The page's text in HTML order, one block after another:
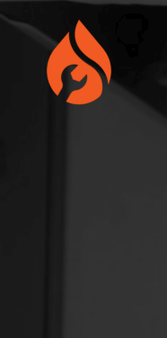
Aller
contenu